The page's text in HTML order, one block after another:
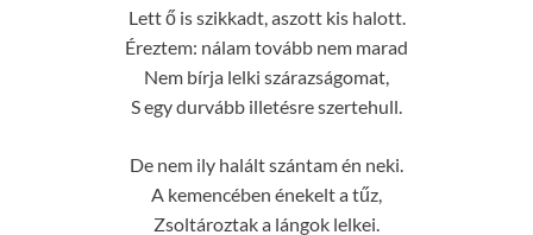
Lett ő is szikkadt, aszott kis halott.
Éreztem: nálam tovább nem marad
Nem bírja lelki szárazságomat,
S egy durvább illetésre szertehull.
De nem ily halált szántam én neki.
A kemencében énekelt a tűz,
Zsoltároztak a lángok lelkei.